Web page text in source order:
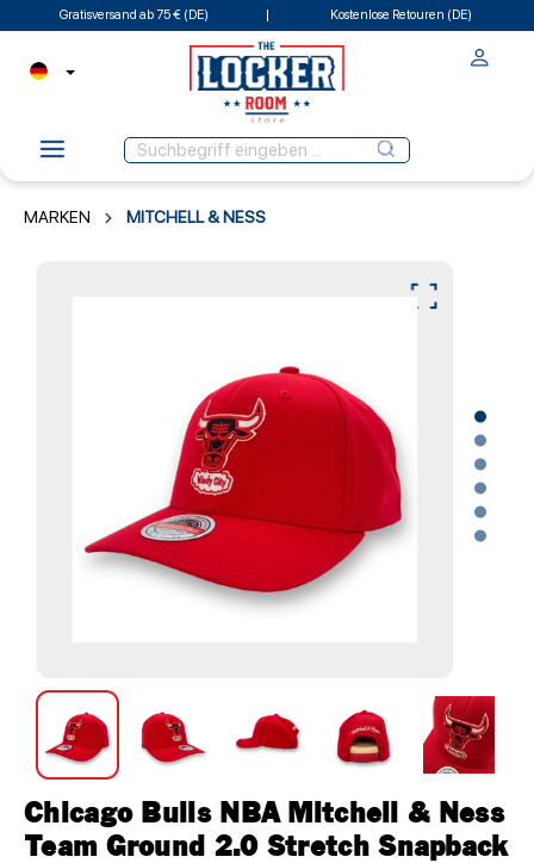
Gratisversand ab 75 € (DE) Kostenlose Retouren (DE)
MARKEN MITCHELL & NESS
Chicago Bulls NBA Mitchell & Ness
Team Ground 2.0 Stretch Snapback